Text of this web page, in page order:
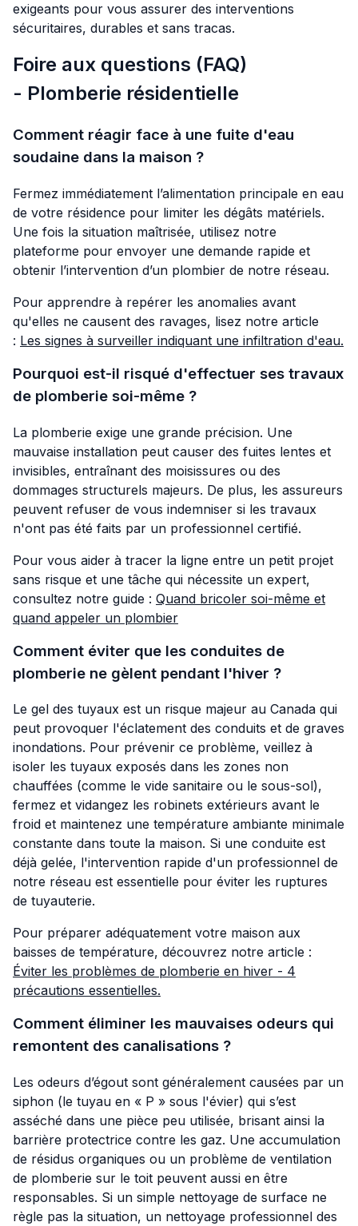
exigeants pour vous assurer des interventions
sécuritaires, durables et sans tracas.
Foire aux questions (FAQ)
- Plomberie résidentielle
Comment réagir face à une fuite d'eau
soudaine dans la maison ?
Fermez immédiatement l’alimentation principale en eau
de votre résidence pour limiter les dégâts matériels.
Une fois la situation maîtrisée, utilisez notre
plateforme pour envoyer une demande rapide et
obtenir l’intervention d’un plombier de notre réseau.
Pour apprendre à repérer les anomalies avant
qu'elles ne causent des ravages, lisez notre article
: Les signes à surveiller indiquant une infiltration d'eau.
Pourquoi est-il risqué d'effectuer ses travaux
de plomberie soi-même ?
La plomberie exige une grande précision. Une
mauvaise installation peut causer des fuites lentes et
invisibles, entraînant des moisissures ou des
dommages structurels majeurs. De plus, les assureurs
peuvent refuser de vous indemniser si les travaux
n'ont pas été faits par un professionnel certifié.
Pour vous aider à tracer la ligne entre un petit projet
sans risque et une tâche qui nécessite un expert,
consultez notre guide : Quand bricoler soi-même et
quand appeler un plombier
Comment éviter que les conduites de
plomberie ne gèlent pendant l'hiver ?
Le gel des tuyaux est un risque majeur au Canada qui
peut provoquer l'éclatement des conduits et de graves
inondations. Pour prévenir ce problème, veillez à
isoler les tuyaux exposés dans les zones non
chauffées (comme le vide sanitaire ou le sous-sol),
fermez et vidangez les robinets extérieurs avant le
froid et maintenez une température ambiante minimale
constante dans toute la maison. Si une conduite est
déjà gelée, l'intervention rapide d'un professionnel de
notre réseau est essentielle pour éviter les ruptures
de tuyauterie.
Pour préparer adéquatement votre maison aux
baisses de température, découvrez notre article :
Éviter les problèmes de plomberie en hiver - 4
précautions essentielles.
Comment éliminer les mauvaises odeurs qui
remontent des canalisations ?
Les odeurs d’égout sont généralement causées par un
siphon (le tuyau en « P » sous l'évier) qui s’est
asséché dans une pièce peu utilisée, brisant ainsi la
barrière protectrice contre les gaz. Une accumulation
de résidus organiques ou un problème de ventilation
de plomberie sur le toit peuvent aussi en être
responsables. Si un simple nettoyage de surface ne
règle pas la situation, un nettoyage professionnel des